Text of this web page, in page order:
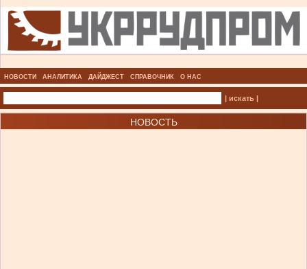
НОВОСТИ АНАЛИТИКА ДАЙДЖЕСТ СПРАВОЧНИК О НАС
| искать |
НОВОСТЬ